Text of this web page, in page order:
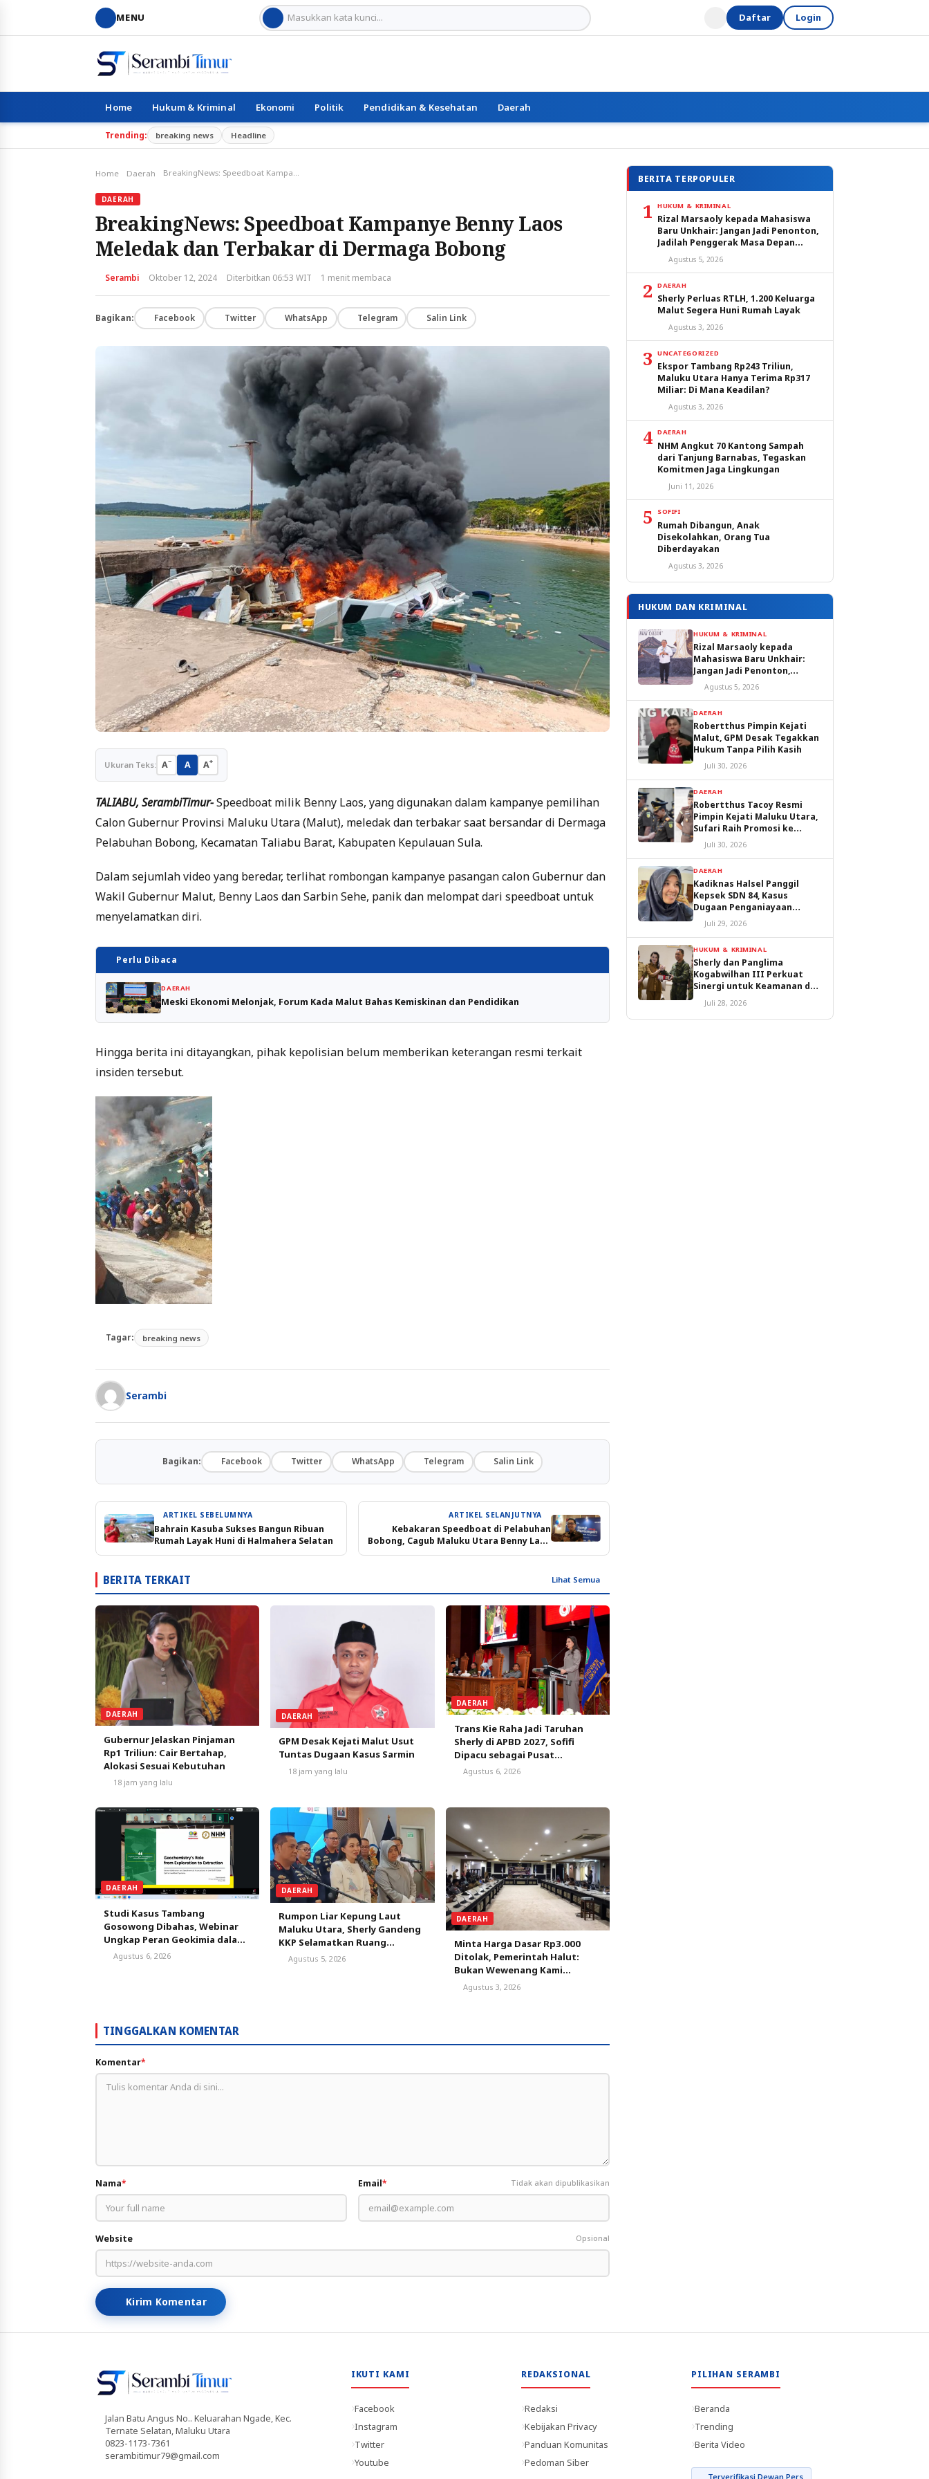
MENU Daftar Login
Home Hukum & Kriminal Ekonomi Politik Pendidikan & Kesehatan Daerah
Trending: breaking news Headline
Home Daerah BreakingNews: Speedboat Kampanye Benny Laos Meledak dan Terbakar di Dermaga Bobong
DAERAH
BreakingNews: Speedboat Kampanye Benny Laos
Meledak dan Terbakar di Dermaga Bobong
Serambi Oktober 12, 2024 Diterbitkan 06:53 WIT 1 menit membaca
Bagikan: Facebook Twitter WhatsApp Telegram Salin Link
Ukuran Teks: A− A A+
TALIABU, SerambiTimur-Speedboat milik Benny Laos, yang digunakan dalam kampanye pemilihan
Calon Gubernur Provinsi Maluku Utara (Malut), meledak dan terbakar saat bersandar di Dermaga
Pelabuhan Bobong, Kecamatan Taliabu Barat, Kabupaten Kepulauan Sula.
Dalam sejumlah video yang beredar, terlihat rombongan kampanye pasangan calon Gubernur dan
Wakil Gubernur Malut, Benny Laos dan Sarbin Sehe, panik dan melompat dari speedboat untuk
menyelamatkan diri.
Perlu Dibaca
DAERAH
Meski Ekonomi Melonjak, Forum Kada Malut Bahas Kemiskinan dan Pendidikan
Hingga berita ini ditayangkan, pihak kepolisian belum memberikan keterangan resmi terkait
insiden tersebut.
Tagar: breaking news
Serambi
Bagikan: Facebook Twitter WhatsApp Telegram Salin Link
ARTIKEL SEBELUMNYA
Bahrain Kasuba Sukses Bangun Ribuan
Rumah Layak Huni di Halmahera Selatan
ARTIKEL SELANJUTNYA
Kebakaran Speedboat di Pelabuhan
Bobong, Cagub Maluku Utara Benny Laos
dan 5 Orang Meninggal
BERITA TERKAIT Lihat Semua
DAERAH
Gubernur Jelaskan Pinjaman
Rp1 Triliun: Cair Bertahap,
Alokasi Sesuai Kebutuhan
18 jam yang lalu
DAERAH
GPM Desak Kejati Malut Usut
Tuntas Dugaan Kasus Sarmin
18 jam yang lalu
DAERAH
Trans Kie Raha Jadi Taruhan
Sherly di APBD 2027, Sofifi
Dipacu sebagai Pusat
Pertumbuhan
Agustus 6, 2026
DAERAH
Studi Kasus Tambang
Gosowong Dibahas, Webinar
Ungkap Peran Geokimia dalam
Menemukan Cadangan Emas
Agustus 6, 2026
DAERAH
Rumpon Liar Kepung Laut
Maluku Utara, Sherly Gandeng
KKP Selamatkan Ruang
Tangkap Nelayan
Agustus 5, 2026
DAERAH
Minta Harga Dasar Rp3.000
Ditolak, Pemerintah Halut:
Bukan Wewenang Kami
Menetapkan Harga Kelapa
Agustus 3, 2026
TINGGALKAN KOMENTAR
Komentar*
Nama* Email* Tidak akan dipublikasikan
Website Opsional
Kirim Komentar
BERITA TERPOPULER
1 HUKUM & KRIMINAL
Rizal Marsaoly kepada Mahasiswa
Baru Unkhair: Jangan Jadi Penonton,
Jadilah Penggerak Masa Depan
Ternate dan Maluku Utara
Agustus 5, 2026
2 DAERAH
Sherly Perluas RTLH, 1.200 Keluarga
Malut Segera Huni Rumah Layak
Agustus 3, 2026
3 UNCATEGORIZED
Ekspor Tambang Rp243 Triliun,
Maluku Utara Hanya Terima Rp317
Miliar: Di Mana Keadilan?
Agustus 3, 2026
4 DAERAH
NHM Angkut 70 Kantong Sampah
dari Tanjung Barnabas, Tegaskan
Komitmen Jaga Lingkungan
Juni 11, 2026
5 SOFIFI
Rumah Dibangun, Anak
Disekolahkan, Orang Tua
Diberdayakan
Agustus 3, 2026
HUKUM DAN KRIMINAL
HUKUM & KRIMINAL
Rizal Marsaoly kepada
Mahasiswa Baru Unkhair:
Jangan Jadi Penonton,
Jadilah Penggerak Masa
Depan Ternate dan Maluku
Agustus 5, 2026
DAERAH
Robertthus Pimpin Kejati
Malut, GPM Desak Tegakkan
Hukum Tanpa Pilih Kasih
Juli 30, 2026
DAERAH
Robertthus Tacoy Resmi
Pimpin Kejati Maluku Utara,
Sufari Raih Promosi ke
Kejaksaan Agung
Juli 30, 2026
DAERAH
Kadiknas Halsel Panggil
Kepsek SDN 84, Kasus
Dugaan Penganiayaan
Diproses
Juli 29, 2026
HUKUM & KRIMINAL
Sherly dan Panglima
Kogabwilhan III Perkuat
Sinergi untuk Keamanan dan
Pembangunan Malut
Juli 28, 2026
Jalan Batu Angus No.. Keluarahan Ngade, Kec.
Ternate Selatan, Maluku Utara
0823-1173-7361
serambitimur79@gmail.com
IKUTI KAMI
Facebook
Instagram
Twitter
Youtube
REDAKSIONAL
Redaksi
Kebijakan Privacy
Panduan Komunitas
Pedoman Siber
PILIHAN SERAMBI
Beranda
Trending
Berita Video
Terverifikasi Dewan Pers